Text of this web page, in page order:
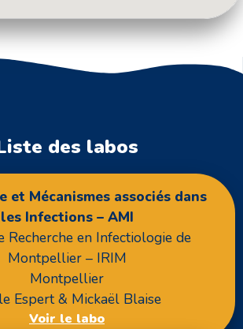
des labos
et Mécanismes associés dans
les Infections – AMI
Recherche en Infectiologie de
Montpellier – IRIM
Montpellier
Espert & Mickaël Blaise
Voir le labo